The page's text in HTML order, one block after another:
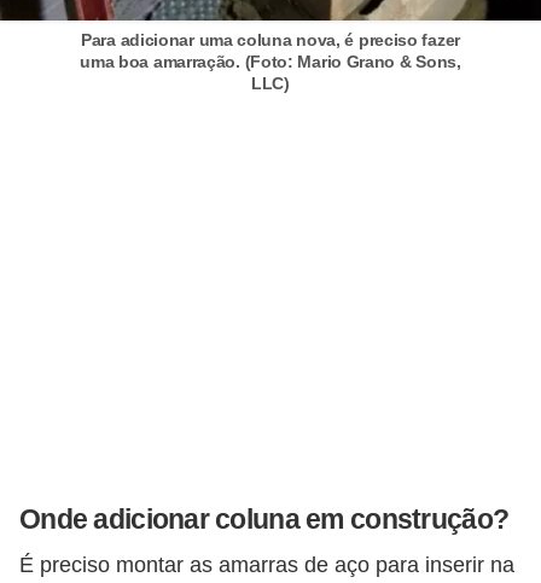
Para adicionar uma coluna nova, é preciso fazer
uma boa amarração. (Foto: Mario Grano & Sons,
LLC)
Onde adicionar coluna em construção?
É preciso montar as amarras de aço para inserir na